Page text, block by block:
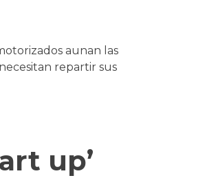
aunan las
repartir sus
up’